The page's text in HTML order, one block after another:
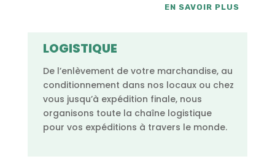
EN SAVOIR PLUS
LOGISTIQUE
De l’enlèvement de votre marchandise, au
conditionnement dans nos locaux ou chez
vous jusqu’à expédition finale, nous
organisons toute la chaîne logistique
pour vos expéditions à travers le monde.